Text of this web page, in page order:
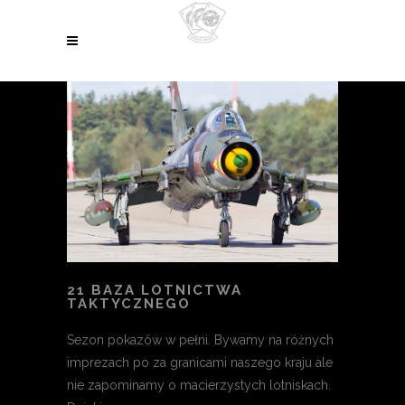
21 BAZA LOTNICTWA
TAKTYCZNEGO
Sezon pokazów w pełni. Bywamy na różnych
imprezach po za granicami naszego kraju ale
nie zapominamy o macierzystych lotniskach.